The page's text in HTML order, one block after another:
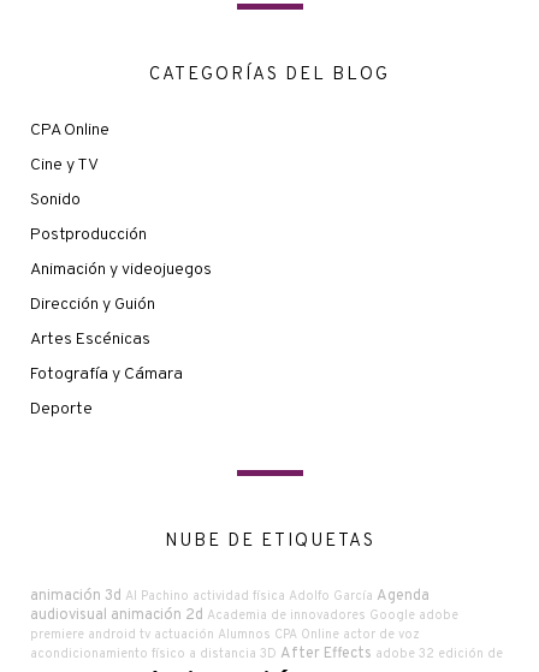
CATEGORÍAS DEL BLOG
CPA Online
Cine y TV
Sonido
Postproducción
Animación y videojuegos
Dirección y Guión
Artes Escénicas
Fotografía y Cámara
Deporte
NUBE DE ETIQUETAS
animación 3d Al Pachino actividad física Adolfo García Agenda
audiovisual animación 2d Academia de innovadores Google adobe
premiere android tv actuación Alumnos CPA Online actor de voz
acondicionamiento físico a distancia 3D After Effects adobe 32 edición de